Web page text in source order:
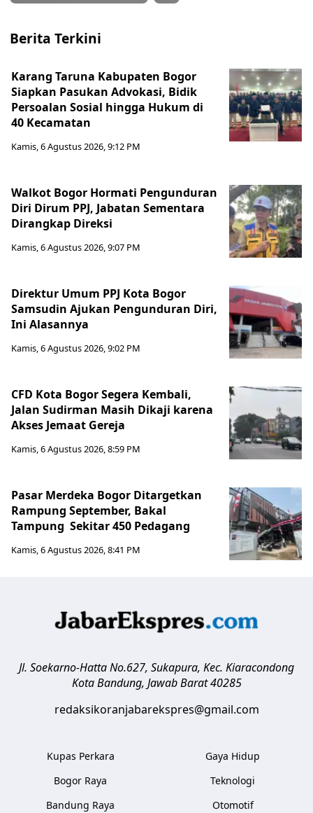
Berita Terkini
Karang Taruna Kabupaten Bogor
Siapkan Pasukan Advokasi, Bidik
Persoalan Sosial hingga Hukum di
40 Kecamatan
Kamis, 6 Agustus 2026, 9:12 PM
Walkot Bogor Hormati Pengunduran
Diri Dirum PPJ, Jabatan Sementara
Dirangkap Direksi
Kamis, 6 Agustus 2026, 9:07 PM
Direktur Umum PPJ Kota Bogor
Samsudin Ajukan Pengunduran Diri,
Ini Alasannya
Kamis, 6 Agustus 2026, 9:02 PM
CFD Kota Bogor Segera Kembali,
Jalan Sudirman Masih Dikaji karena
Akses Jemaat Gereja
Kamis, 6 Agustus 2026, 8:59 PM
Pasar Merdeka Bogor Ditargetkan
Rampung September, Bakal
Tampung Sekitar 450 Pedagang
Kamis, 6 Agustus 2026, 8:41 PM
Jl. Soekarno-Hatta No.627, Sukapura, Kec. Kiaracondong
Kota Bandung, Jawab Barat 40285
redaksikoranjabarekspres@gmail.com
Kupas Perkara
Bogor Raya
Bandung Raya
Gaya Hidup
Teknologi
Otomotif